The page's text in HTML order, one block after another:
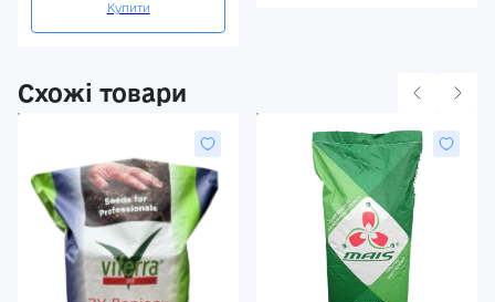
Купити
Схожі товари